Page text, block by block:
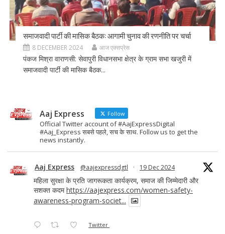
समाजवादी पार्टी की मासिक बैठक: आगामी चुनाव की रणनीति पर चर्चा
8 DECEMBER 2024 आज एक्सप्रेस
पंकज मिश्रा वाराणसी: सेवापुरी विधानसभा क्षेत्र के ग्राम सभा खजुरी में
समाजवादी पार्टी की मासिक बैठक...
Aaj Express Follow
Official Twitter account of #AajExpressDigital
#Aaj_Express सबसे पहले, सच के साथ. Follow us to get the
news instantly.
Aaj Express @aajexpressdgtl · 19 Dec 2024
महिला सुरक्षा के प्रति जागरूकता कार्यक्रम, समाज की जिम्मेदारी और
सशक्त कदमhttps://aajexpress.com/women-safety-
awareness-program-societ...
Twitter